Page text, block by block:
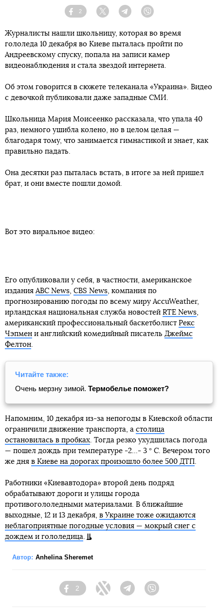
Facebook
2
Twitter TelegramViber
Журналисты нашли школьницу, которая во время
гололеда 10 декабря во Киеве пыталась пройти по
Андреевскому спуску, попала на записи камер
видеонаблюдения и стала звездой интернета.
Об этом говорится в сюжете телеканала «Украина». Видео
с девочкой публиковали даже западные СМИ.
Школьница Мария Моисеенко рассказала, что упала 40
раз, немного ушибла колено, но в целом целая —
благодаря тому, что занимается гимнастикой и знает, как
правильно падать.
Она десятки раз пыталась встать, в итоге за ней пришел
брат, и они вместе пошли домой.
Вот это виральное видео:
Его опубликовали у себя, в частности, американское
издания ABC News CBS News , компания по
прогнозированию погоды по всему миру AccuWeather,
ирландская национальная служба новостей RTE News
американский профессиональный баскетболист Рекс
Чэпмен и английский комедийный писатель Джеймс
Фелтон
Читайте также:
Очень мерзну зимой. Термобелье поможет?
Напомним, 10 декабря из-за непогоды в Киевской области
ограничили движение транспорта, а столица
остановилась в пробках . Тогда резко ухудшилась погода
— пошел дождь при температуре -2...- 3 ° С. Вечером того
же дня в Киеве на дорогах произошло более 500 ДТП
Работники «Киевавтодора» второй день подряд
обрабатывают дороги и улицы города
противогололедными материалами. В ближайшие
выходные, 12 и 13 декабря, в Украине тоже ожидаются
неблагоприятные погодные условия — мокрый снег с
дождем и гололедица
Автор: Anhelina Sheremet
Facebook
2
Twitter TelegramViber